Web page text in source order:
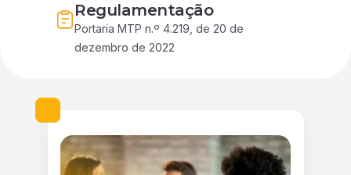
Regulamentação
Portaria MTP n.º 4.219, de 20 de
dezembro de 2022